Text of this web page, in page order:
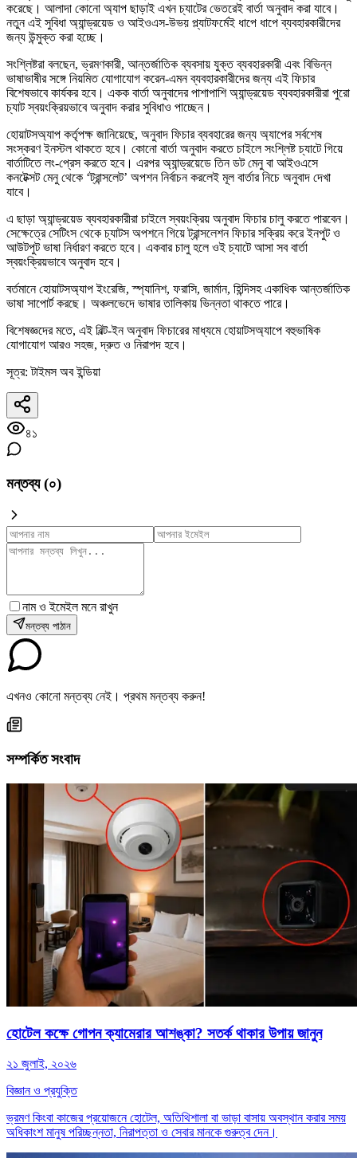
করেছে। আলাদা কোনো অ্যাপ ছাড়াই এখন চ্যাটের ভেতরেই বার্তা অনুবাদ করা যাবে।
নতুন এই সুবিধা অ্যান্ড্রয়েড ও আইওএস-উভয় প্ল্যাটফর্মেই ধাপে ধাপে ব্যবহারকারীদের
জন্য উন্মুক্ত করা হচ্ছে।
সংশ্লিষ্টরা বলছেন, ভ্রমণকারী, আন্তর্জাতিক ব্যবসায় যুক্ত ব্যবহারকারী এবং বিভিন্ন
ভাষাভাষীর সঙ্গে নিয়মিত যোগাযোগ করেন-এমন ব্যবহারকারীদের জন্য এই ফিচার
বিশেষভাবে কার্যকর হবে। একক বার্তা অনুবাদের পাশাপাশি অ্যান্ড্রয়েড ব্যবহারকারীরা পুরো
চ্যাট স্বয়ংক্রিয়ভাবে অনুবাদ করার সুবিধাও পাচ্ছেন।
হোয়াটসঅ্যাপ কর্তৃপক্ষ জানিয়েছে, অনুবাদ ফিচার ব্যবহারের জন্য অ্যাপের সর্বশেষ
সংস্করণ ইনস্টল থাকতে হবে। কোনো বার্তা অনুবাদ করতে চাইলে সংশ্লিষ্ট চ্যাটে গিয়ে
বার্তাটিতে লং-প্রেস করতে হবে। এরপর অ্যান্ড্রয়েডে তিন ডট মেনু বা আইওএসে
কনটেক্সট মেনু থেকে ‘ট্রান্সলেট’ অপশন নির্বাচন করলেই মূল বার্তার নিচে অনুবাদ দেখা
যাবে।
এ ছাড়া অ্যান্ড্রয়েড ব্যবহারকারীরা চাইলে স্বয়ংক্রিয় অনুবাদ ফিচার চালু করতে পারবেন।
সেক্ষেত্রে সেটিংস থেকে চ্যাটস অপশনে গিয়ে ট্রান্সলেশন ফিচার সক্রিয় করে ইনপুট ও
আউটপুট ভাষা নির্ধারণ করতে হবে। একবার চালু হলে ওই চ্যাটে আসা সব বার্তা
স্বয়ংক্রিয়ভাবে অনুবাদ হবে।
বর্তমানে হোয়াটসঅ্যাপ ইংরেজি, স্প্যানিশ, ফরাসি, জার্মান, হিন্দিসহ একাধিক আন্তর্জাতিক
ভাষা সাপোর্ট করছে। অঞ্চলভেদে ভাষার তালিকায় ভিন্নতা থাকতে পারে।
বিশেষজ্ঞদের মতে, এই বিল্ট-ইন অনুবাদ ফিচারের মাধ্যমে হোয়াটসঅ্যাপে বহুভাষিক
যোগাযোগ আরও সহজ, দ্রুত ও নিরাপদ হবে।
সূত্র: টাইমস অব ইন্ডিয়া
৪১
মন্তব্য (০)
নাম ও ইমেইল মনে রাখুন
মন্তব্য পাঠান
এখনও কোনো মন্তব্য নেই। প্রথম মন্তব্য করুন!
সম্পর্কিত সংবাদ
হোটেল কক্ষে গোপন ক্যামেরার আশঙ্কা? সতর্ক থাকার উপায় জানুন
২১ জুলাই, ২০২৬
বিজ্ঞান ও প্রযুক্তি
ভ্রমণ কিংবা কাজের প্রয়োজনে হোটেল, অতিথিশালা বা ভাড়া বাসায় অবস্থান করার সময়
অধিকাংশ মানুষ পরিচ্ছন্নতা, নিরাপত্তা ও সেবার মানকে গুরুত্ব দেন।